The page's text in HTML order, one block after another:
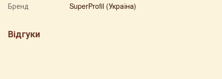
Бренд
SuperProfil (Україна)
Відгуки